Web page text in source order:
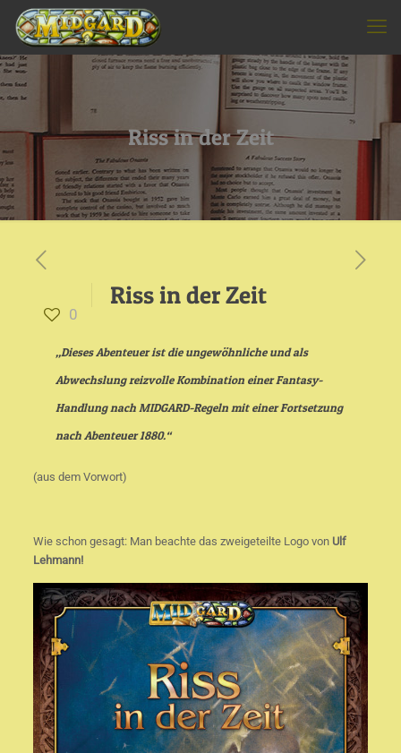
Riss in der Zeit
0
Riss in der Zeit
„Dieses Abenteuer ist die ungewöhnliche und als
Abwechslung reizvolle Kombination einer Fantasy-
Handlung nach MIDGARD-Regeln mit einer Fortsetzung
nach Abenteuer 1880.“
(aus dem Vorwort)
Wie schon gesagt: Man beachte das zweigeteilte Logo von Ulf
Lehmann!